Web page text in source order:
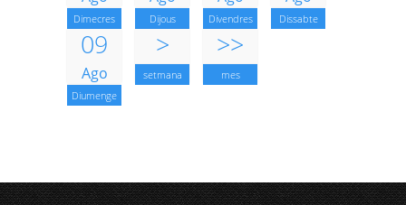
Dimecres Dijous Divendres Dissabte
09
Ago
Diumenge
>
setmana
>>
mes